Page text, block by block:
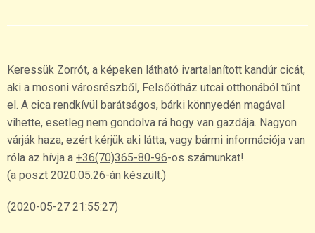
Keressük Zorrót, a képeken látható ivartalanított kandúr cicát,
aki a mosoni városrészből, Felsőötház utcai otthonából tűnt
el. A cica rendkívül barátságos, bárki könnyedén magával
vihette, esetleg nem gondolva rá hogy van gazdája. Nagyon
várják haza, ezért kérjük aki látta, vagy bármi információja van
róla az hívja a +36(70)365-80-96-os számunkat!
(a poszt 2020.05.26-án készült.)
(2020-05-27 21:55:27)